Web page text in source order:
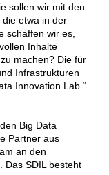
sollen wir mit den
etwa in der
schaffen wir es,
Inhalte
machen? Die für
Infrastrukturen
Innovation Lab.“
Big Data
Partner aus
an den
Das SDIL besteht